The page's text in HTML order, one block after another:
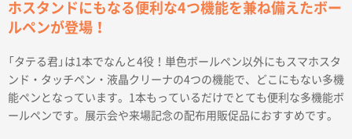
ホスタンドにもなる便利な4つ機能を兼ね備えたボー
ルペンが登場！
「タテる君」は1本でなんと4役！単色ボールペン以外にもスマホスタ
ンド・タッチペン・液晶クリーナの4つの機能で、どこにもない多機
能ペンとなっています。1本もっているだけでとても便利な多機能ボ
ールペンです。展示会や来場記念の配布用販促品におすすめです。